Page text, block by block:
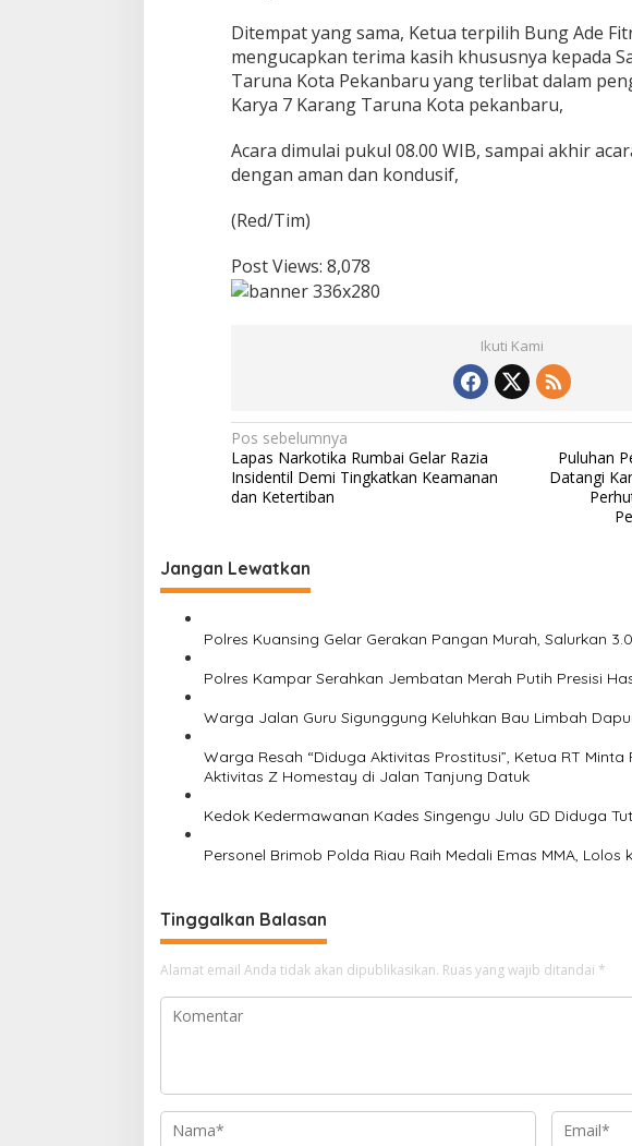
r
a
T
e
u
K
a
7
K
a
r
u
n
a
a
r
Ditempat yang sama, Ketua terpilih Bung Ade
mengucapkan terima kasih khususnya kepada
Taruna Kota Pekanbaru yang terlibat dalam
Karya 7 Karang Taruna Kota pekanbaru,
Acara dimulai pukul 08.00 WIB, sampai akhir
dengan aman dan kondusif,
(Red/Tim)
Post Views: 8,078
Ikuti Kami
N
a
v
g
a
p
o
s
Pos sebelumnya
Lapas Narkotika Rumbai Gelar Razia
Insidentil Demi Tingkatkan Keamanan
dan Ketertiban
Puluhan
Datangi
Jangan Lewatkan
Polres Kuansing Gelar Gerakan Pangan Murah, Salurkan
Polres Kampar Serahkan Jembatan Merah Putih Presisi
Warga Jalan Guru Sigunggung Keluhkan Bau Limbah
Warga Resah “Diduga Aktivitas Prostitusi”, Ketua RT
Aktivitas Z Homestay di Jalan Tanjung Datuk
Kedok Kedermawanan Kades Singengu Julu GD Diduga
Personel Brimob Polda Riau Raih Medali Emas MMA,
Tinggalkan Balasan
Alamat email Anda tidak akan dipublikasikan. Ruas yang wajib ditandai *